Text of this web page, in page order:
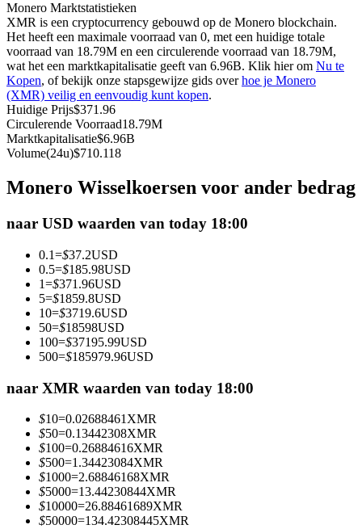
Kopiëren Handel
Sluit je aan bij top traders
Word een Copy Trader
Geniet van winstdeling en copy trading commissies
Informatie
Monero Marktstatistieken
XMR is een cryptocurrency gebouwd op de Monero blockchain.
Het heeft een maximale voorraad van 0, met een huidige totale
voorraad van 18.79M en een circulerende voorraad van 18.79M,
wat het een marktkapitalisatie geeft van 6.96B. Klik hier om Nu te
Kopen, of bekijk onze stapsgewijze gids overhoe je Monero
(XMR) veilig en eenvoudig kunt kopen.
Huidige Prijs$371.96
Circulerende Voorraad18.79M
Marktkapitalisatie$6.96B
Volume(24u)$710.118
Monero Wisselkoersen voor ander bedrag
naar USD waarden van today 18:00
0.1=$37.2USD
0.5=$185.98USD
1=$371.96USD
5=$1859.8USD
10=$3719.6USD
50=$18598USD
100=$37195.99USD
500=$185979.96USD
naar XMR waarden van today 18:00
$10=0.02688461 XMR
$50=0.13442308XMR
$100=0.26884616XMR
$500=1.34423084XMR
$1000=2.68846168XMR
$5000=13.44230844XMR
$10000=26.88461689XMR
$50000=134.42308445XMR